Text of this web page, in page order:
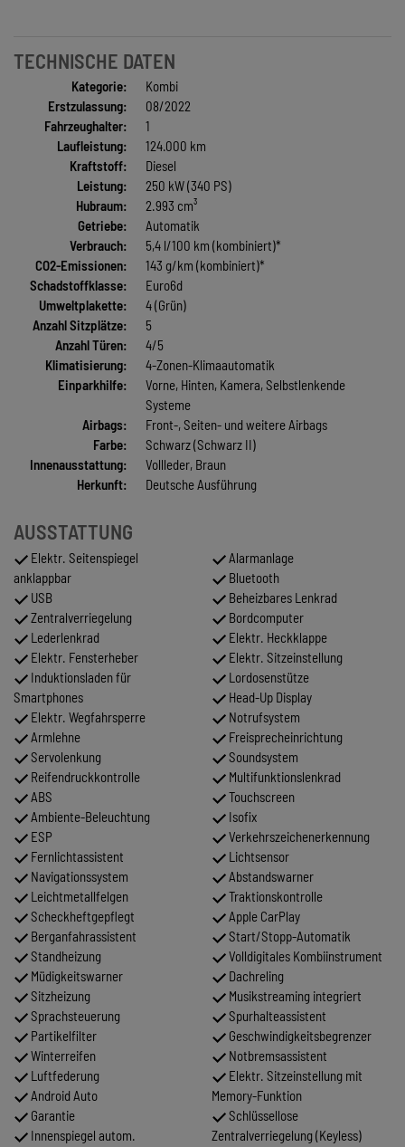
TECHNISCHE DATEN
Kategorie:
Kombi
Erstzulassung:
08/2022
Fahrzeughalter:
1
Laufleistung:
124.000 km
Kraftstoff:
Diesel
Leistung:
250 kW (340 PS)
Hubraum:
2.993 cm³
Getriebe:
Automatik
Verbrauch:
5,4 l/100 km (kombiniert)*
CO2-Emissionen:
143 g/km (kombiniert)*
Schadstoffklasse:
Euro6d
Umweltplakette:
4 (Grün)
Anzahl Sitzplätze:
5
Anzahl Türen:
4/5
Klimatisierung:
4-Zonen-Klimaautomatik
Einparkhilfe:
Vorne, Hinten, Kamera, Selbstlenkende
Systeme
Airbags:
Front-, Seiten- und weitere Airbags
Farbe:
Schwarz (Schwarz II)
Innenausstattung:
Vollleder, Braun
Herkunft:
Deutsche Ausführung
AUSSTATTUNG
Elektr. Seitenspiegel
anklappbar
USB
Zentralverriegelung
Lederlenkrad
Elektr. Fensterheber
Induktionsladen für
Smartphones
Elektr. Wegfahrsperre
Armlehne
Servolenkung
Reifendruckkontrolle
ABS
Ambiente-Beleuchtung
ESP
Fernlichtassistent
Navigationssystem
Leichtmetallfelgen
Scheckheftgepflegt
Berganfahrassistent
Standheizung
Müdigkeitswarner
Sitzheizung
Sprachsteuerung
Partikelfilter
Winterreifen
Luftfederung
Android Auto
Garantie
Innenspiegel autom.
Alarmanlage
Bluetooth
Beheizbares Lenkrad
Bordcomputer
Elektr. Heckklappe
Elektr. Sitzeinstellung
Lordosenstütze
Head-Up Display
Notrufsystem
Freisprecheinrichtung
Soundsystem
Multifunktionslenkrad
Touchscreen
Isofix
Verkehrszeichenerkennung
Lichtsensor
Abstandswarner
Traktionskontrolle
Apple CarPlay
Start/Stopp-Automatik
Volldigitales Kombiinstrument
Dachreling
Musikstreaming integriert
Spurhalteassistent
Geschwindigkeitsbegrenzer
Notbremsassistent
Elektr. Sitzeinstellung mit
Memory-Funktion
Schlüssellose
Zentralverriegelung (Keyless)